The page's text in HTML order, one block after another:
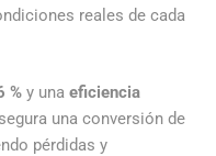
reales de cada
% y una eficiencia
una conversión de
pérdidas y